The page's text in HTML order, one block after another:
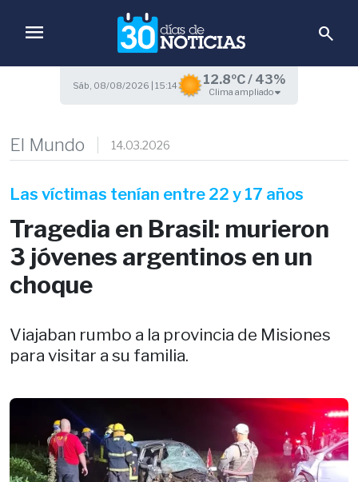
menu search
Sáb, 08/08/2026 | 15:14 12.8ºC / 43%
Clima ampliado
El Mundo 14.03.2026
Las víctimas tenían entre 22 y 17 años
Tragedia en Brasil: murieron
3 jóvenes argentinos en un
choque
Viajaban rumbo a la provincia de Misiones
para visitar a su familia.